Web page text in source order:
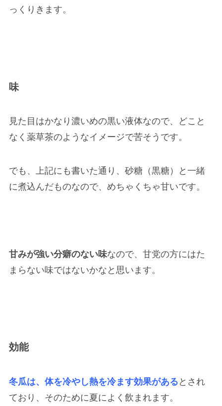
っくりきます。
味
見た目はかなり濃いめの黒い液体なので、どこと
なく薬草茶のようなイメージで苦そうです。
でも、上記にも書いた通り、砂糖（黒糖）と一緒
に煮込んだものなので、 めちゃくちゃ甘いです。
甘みが強い分癖のない味なので、甘党の方にはた
まらない味ではないかなと思います。
効能
冬瓜は、体を冷やし熱を冷ます効果がある とされ
ており、そのために夏によく飲まれます。